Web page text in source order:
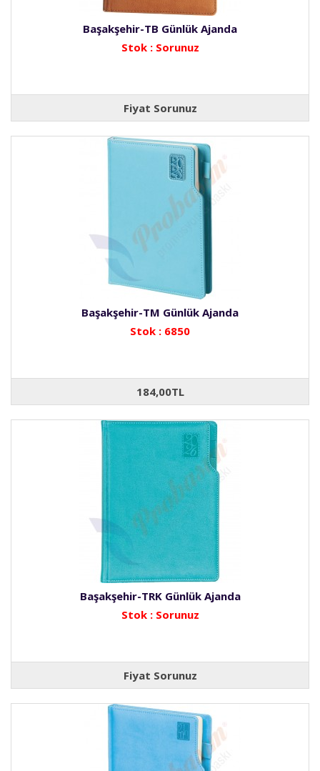
Başakşehir-TB Günlük Ajanda
Stok : Sorunuz
Fiyat Sorunuz
Başakşehir-TM Günlük Ajanda
Stok : 6850
184,00TL
Başakşehir-TRK Günlük Ajanda
Stok : Sorunuz
Fiyat Sorunuz